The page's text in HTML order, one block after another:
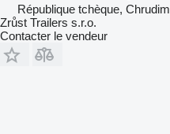
République tchèque, Chrudim
Zrůst Trailers s.r.o.
Contacter le vendeur